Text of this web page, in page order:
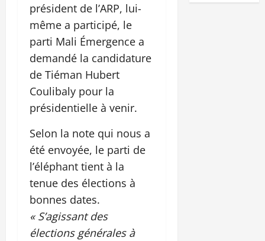
président de l’ARP, lui-
même a participé, le
parti Mali Émergence a
demandé la candidature
de Tiéman Hubert
Coulibaly pour la
présidentielle à venir.
Selon la note qui nous a
été envoyée, le parti de
l’éléphant tient à la
tenue des élections à
bonnes dates.
« S’agissant des
élections générales à